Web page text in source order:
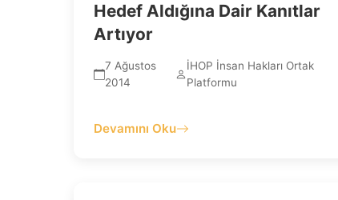
Hedef Aldığına Dair Kanıtlar
Artıyor
7 Ağustos
2014
İHOP İnsan Hakları Ortak
Platformu
Devamını Oku